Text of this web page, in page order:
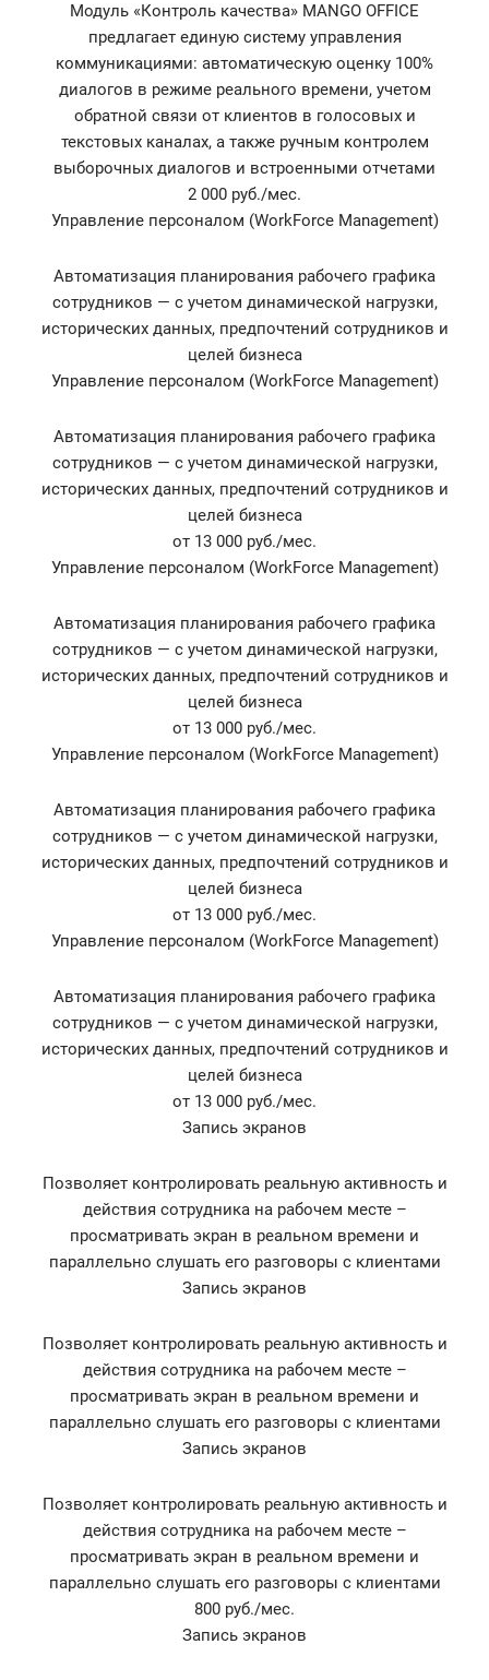
Модуль «Контроль качества» MANGO OFFICE
предлагает единую систему управления
коммуникациями: автоматическую оценку 100%
диалогов в режиме реального времени, учетом
обратной связи от клиентов в голосовых и
текстовых каналах, а также ручным контролем
выборочных диалогов и встроенными отчетами
2 000 руб./мес.
Управление персоналом (WorkForce Management)
Автоматизация планирования рабочего графика
сотрудников — с учетом динамической нагрузки,
исторических данных, предпочтений сотрудников и
целей бизнеса
Управление персоналом (WorkForce Management)
Автоматизация планирования рабочего графика
сотрудников — с учетом динамической нагрузки,
исторических данных, предпочтений сотрудников и
целей бизнеса
от 13 000 руб./мес.
Управление персоналом (WorkForce Management)
Автоматизация планирования рабочего графика
сотрудников — с учетом динамической нагрузки,
исторических данных, предпочтений сотрудников и
целей бизнеса
от 13 000 руб./мес.
Управление персоналом (WorkForce Management)
Автоматизация планирования рабочего графика
сотрудников — с учетом динамической нагрузки,
исторических данных, предпочтений сотрудников и
целей бизнеса
от 13 000 руб./мес.
Управление персоналом (WorkForce Management)
Автоматизация планирования рабочего графика
сотрудников — с учетом динамической нагрузки,
исторических данных, предпочтений сотрудников и
целей бизнеса
от 13 000 руб./мес.
Запись экранов
Позволяет контролировать реальную активность и
действия сотрудника на рабочем месте –
просматривать экран в реальном времени и
параллельно слушать его разговоры с клиентами
Запись экранов
Позволяет контролировать реальную активность и
действия сотрудника на рабочем месте –
просматривать экран в реальном времени и
параллельно слушать его разговоры с клиентами
Запись экранов
Позволяет контролировать реальную активность и
действия сотрудника на рабочем месте –
просматривать экран в реальном времени и
параллельно слушать его разговоры с клиентами
800 руб./мес.
Запись экранов